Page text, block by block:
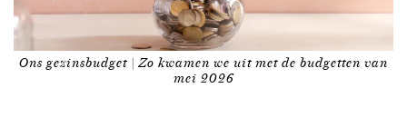
Ons gezinsbudget | Zo kwamen we uit met de budgetten van
mei 2026